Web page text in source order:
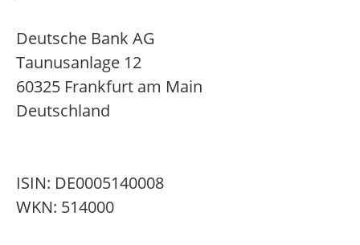
Deutsche Bank AG
Taunusanlage 12
60325 Frankfurt am Main
Deutschland
ISIN: DE0005140008
WKN: 514000